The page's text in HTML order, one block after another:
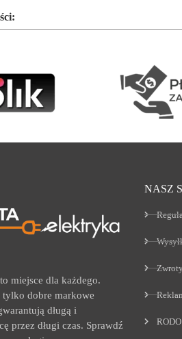
miejsce dla każdego.
tylko dobre markowe
długą i
przez długi czas. Sprawdź
NASZ
RODO